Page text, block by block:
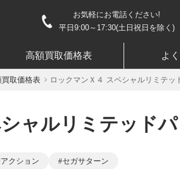
お気軽にお電話ください!
平日9:00～17:30(土日祝日を除く)
高額買取価格表 よ
取価格表 ロックマンＸ４ スペシャルリミテッ
ャルリミテッド
アクション セガサターン